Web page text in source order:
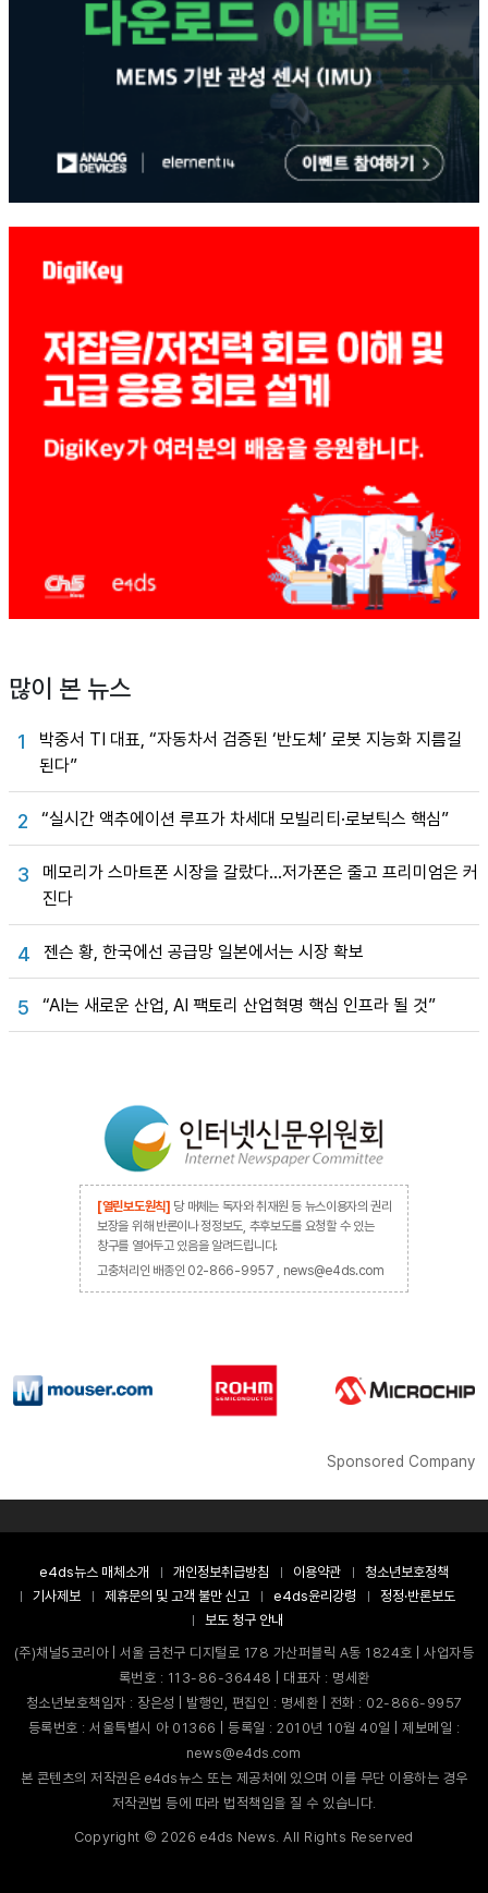
많이 본 뉴스
1
박중서 TI 대표, “자동차서 검증된 ‘반도체’ 로봇 지능화 지름길
된다”
2 “실시간 액추에이션 루프가 차세대 모빌리티·로보틱스 핵심”
3
메모리가 스마트폰 시장을 갈랐다…저가폰은 줄고 프리미엄은 커
진다
4 젠슨 황, 한국에선 공급망 일본에서는 시장 확보
5 “AI는 새로운 산업, AI 팩토리 산업혁명 핵심 인프라 될 것”
[열린보도원칙] 당 매체는 독자와 취재원 등 뉴스이용자의 권리
보장을 위해 반론이나 정정보도, 추후보도를 요청할 수 있는
창구를 열어두고 있음을 알려드립니다.
고충처리인 배종인 02-866-9957 , news@e4ds.com
Sponsored Company
e4ds뉴스 매체소개 개인정보취급방침 이용약관
청소년보호정책
기사제보
제휴문의 및 고객 불만 신고 e4ds윤리강령
정정·반론보도
보도 청구 안내
(주)채널5코리아 | 서울 금천구 디지털로 178 가산퍼블릭 A동 1824호 | 사업자등
록번호 : 113-86-36448 | 대표자 : 명세환
청소년보호책임자 : 장은성 | 발행인, 편집인 : 명세환 | 전화 : 02-866-9957
등록번호 : 서울특별시 아 01366 | 등록일 : 2010년 10월 40일 | 제보메일 :
news@e4ds.com
본 콘텐츠의 저작권은 e4ds뉴스 또는 제공처에 있으며 이를 무단 이용하는 경우
저작권법 등에 따라 법적책임을 질 수 있습니다.
Copyright ©2026 e4ds News. All Rights Reserved